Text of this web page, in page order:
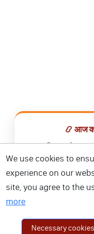
📿 आज
सभी व्रत, त्योहार,
📅 हिंदी
We use cookies to
experience on our
site, you agree to the
more
Necessary